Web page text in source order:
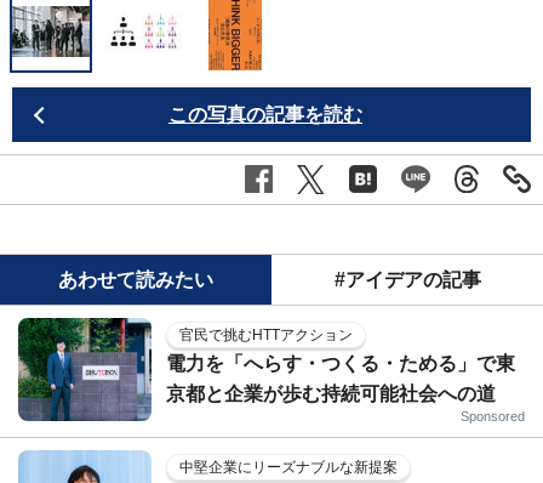
この写真の記事を読む
あわせて読みたい #アイデアの記事
官民で挑むHTTアクション
電力を「へらす・つくる・ためる」で東
京都と企業が歩む持続可能社会への道
Sponsored
中堅企業にリーズナブルな新提案